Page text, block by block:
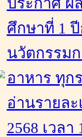
ศึกษาที่ 1
นวัตกรรม
อาหาร ทุก
อ่านรายละ
2568 เวล